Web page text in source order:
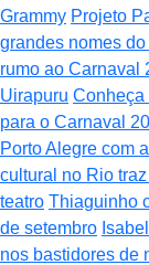
Grammy Projeto
grandes nomes
rumo ao Carnaval
Uirapuru Conheça
para o Carnaval
Porto Alegre com
cultural no Rio
teatro Thiaguinho
de setembro
nos bastidores de